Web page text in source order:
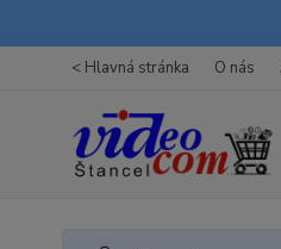
< Hlavná stránka O nás